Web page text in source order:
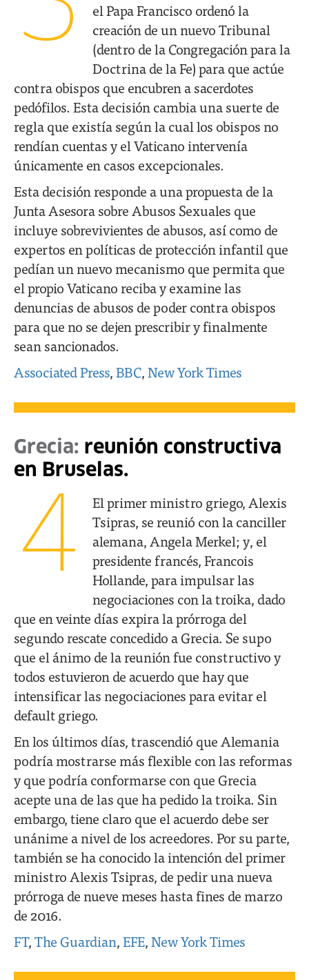
el Papa Francisco ordenó la
creación de un nuevo Tribunal
(dentro de la Congregación para la
Doctrina de la Fe) para que actúe
contra obispos que encubren a sacerdotes
pedófilos. Esta decisión cambia una suerte de
regla que existía según la cual los obispos no
rendían cuentas y el Vaticano intervenía
únicamente en casos excepcionales.
Esta decisión responde a una propuesta de la
Junta Asesora sobre Abusos Sexuales que
incluye sobrevivientes de abusos, así como de
expertos en políticas de protección infantil que
pedían un nuevo mecanismo que permita que
el propio Vaticano reciba y examine las
denuncias de abusos de poder contra obispos
para que no se dejen prescribir y finalmente
sean sancionados.
Associated Press, BBC,New York Times
Grecia: reunión constructiva
en Bruselas.
4
El primer ministro griego, Alexis
Tsipras, se reunió con la canciller
alemana, Angela Merkel; y, el
presidente francés, Francois
Hollande, para impulsar las
negociaciones con la troika, dado
que en veinte días expira la prórroga del
segundo rescate concedido a Grecia. Se supo
que el ánimo de la reunión fue constructivo y
todos estuvieron de acuerdo que hay que
intensificar las negociaciones para evitar el
default griego.
En los últimos días, trascendió que Alemania
podría mostrarse más flexible con las reformas
y que podría conformarse con que Grecia
acepte una de las que ha pedido la troika. Sin
embargo, tiene claro que el acuerdo debe ser
unánime a nivel de los acreedores. Por su parte,
también se ha conocido la intención del primer
ministro Alexis Tsipras, de pedir una nueva
prórroga de nueve meses hasta fines de marzo
de 2016.
FT,The Guardian,EFE,New York Times